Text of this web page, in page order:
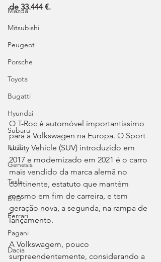
Mazda
Mitsubishi
Peugeot
Porsche
Toyota
Bugatti
Hyundai
Subaru
Isuzu
Genesis
Tesla
BYD
Ferrari
Pagani
Dacia
de 33.444 €.
O T-Roc é automóvel importantíssimo
para a Volkswagen na Europa. O Sport
Utility Vehicle (SUV) introduzido em
2017 e modernizado em 2021 é o carro
mais vendido da marca alemã no
continente, estatuto que mantém
mesmo em fim de carreira, e tem
geração nova, a segunda, na rampa de
lançamento.
A Volkswagem, pouco
surpreendentemente, considerando a